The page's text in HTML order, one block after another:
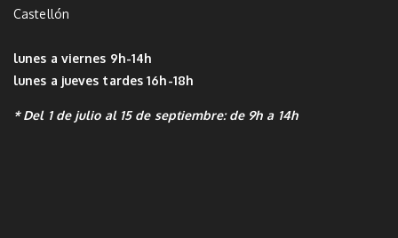
Castellón
lunes a viernes 9h-14h
lunes a jueves tardes 16h-18h
* Del 1 de julio al 15 de septiembre: de 9h a 14h